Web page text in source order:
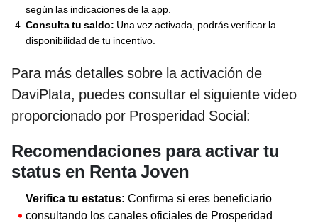
según las indicaciones de la app.
Consulta tu saldo: Una vez activada, podrás verificar la
disponibilidad de tu incentivo.
Para más detalles sobre la activación de
DaviPlata, puedes consultar el siguiente video
proporcionado por Prosperidad Social:
Recomendaciones para activar tu
status en Renta Joven
Verifica tu estatus: Confirma si eres beneficiario
consultando los canales oficiales de Prosperidad